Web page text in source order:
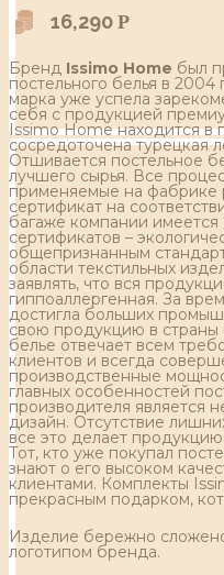
16,290 Р
Бренд Issimo Home был
постельного белья в
марка уже успела
себя с продукцией
Issimo Home находится в
сосредоточена турецкая
Отшивается постельное
лучшего сырья. Все
применяемые на фабрике
сертификат на
багаже компании
сертификатов –
общепризнанным
области текстильных
заявлять, что вся
гиппоаллергенная. За
достигла больших
свою продукцию в
белье отвечает всем
клиентов и всегда
производственные
главных особенностей
производителя является
дизайн. Отсутствие
все это делает
Тот, кто уже покупал
знают о его высоком
клиентами. Комплекты
прекрасным подарком,
Изделие бережно
логотипом бренда.